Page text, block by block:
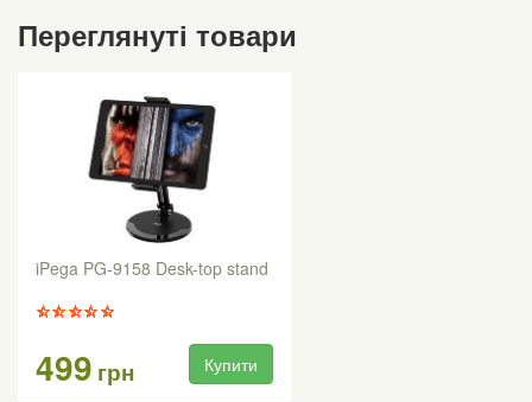
Переглянуті товари
iPega PG-9158 Desk-top stand
499 грн Купити